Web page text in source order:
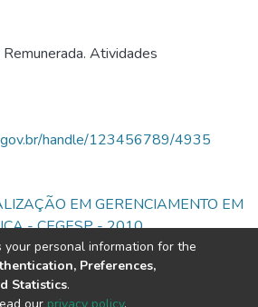
Atividades
handle/123456789/4935
EM GERENCIAMENTO EM
- CEGESP - 2010
personal information for the
Preferences,
Statistics.